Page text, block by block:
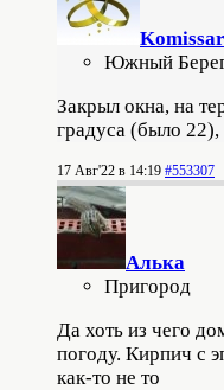
Komissar
Южный
Закрыл окна, на
градуса (было 22),
17 Авг'22 в 14:19 #553307
Алька
Пригород
Да хоть из чего
погоду. Кирпич с
как-то не то